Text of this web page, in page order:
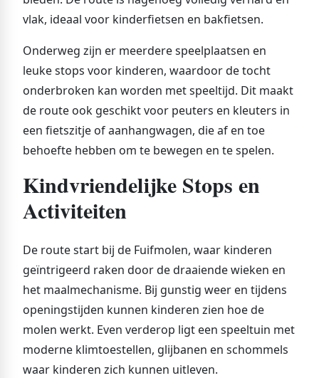
vlak, ideaal voor kinderfietsen en bakfietsen.
Onderweg zijn er meerdere speelplaatsen en
leuke stops voor kinderen, waardoor de tocht
onderbroken kan worden met speeltijd. Dit maakt
de route ook geschikt voor peuters en kleuters in
een fietszitje of aanhangwagen, die af en toe
behoefte hebben om te bewegen en te spelen.
Kindvriendelijke Stops en
Activiteiten
De route start bij de Fuifmolen, waar kinderen
geïntrigeerd raken door de draaiende wieken en
het maalmechanisme. Bij gunstig weer en tijdens
openingstijden kunnen kinderen zien hoe de
molen werkt. Even verderop ligt een speeltuin met
moderne klimtoestellen, glijbanen en schommels
waar kinderen zich kunnen uitleven.